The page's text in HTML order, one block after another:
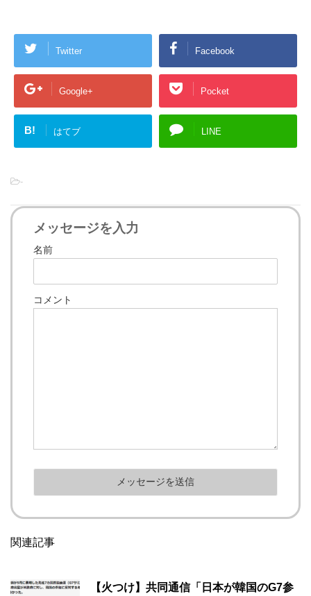
Twitter Facebook
Google+ Pocket
B! はてブ LINE
-
メッセージを入力
名前
コメント
関連記事
【火つけ】共同通信「日本が韓国のG7参